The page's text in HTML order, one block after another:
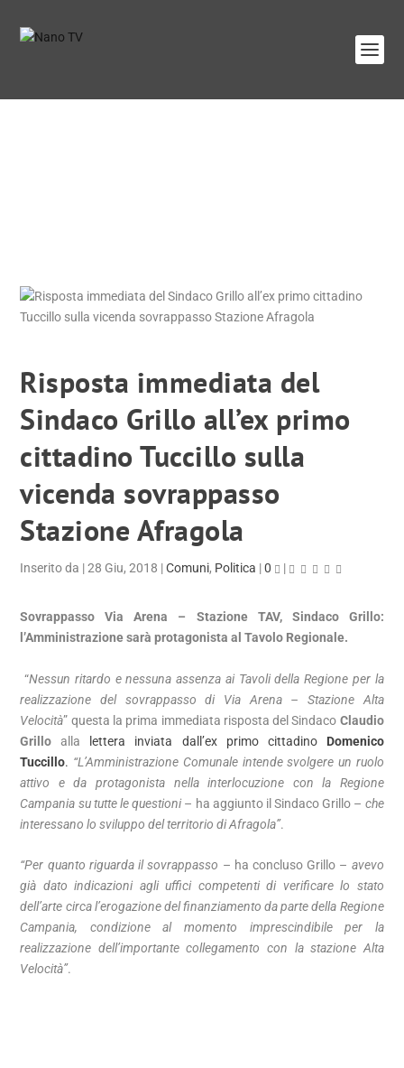
Risposta immediata del
Sindaco Grillo all’ex primo
cittadino Tuccillo sulla
vicenda sovrappasso
Stazione Afragola
Inserito da |28 Giu, 2018 |Comuni, Politica |0 |
Sovrappasso Via Arena – Stazione TAV, Sindaco Grillo:
l’Amministrazione sarà protagonista al Tavolo Regionale.
“Nessun ritardo e nessuna assenza ai Tavoli della Regione per la
realizzazione del sovrappasso di Via Arena – Stazione Alta
Velocità” questa la prima immediata risposta del Sindaco Claudio
Grillo alla lettera inviata dall’ex primo cittadino Domenico
Tuccillo. “L’Amministrazione Comunale intende svolgere un ruolo
attivo e da protagonista nella interlocuzione con la Regione
Campania su tutte le questioni – ha aggiunto il Sindaco Grillo – che
interessano lo sviluppo del territorio di Afragola”.
“Per quanto riguarda il sovrappasso – ha concluso Grillo – avevo
già dato indicazioni agli uffici competenti di verificare lo stato
dell’arte circa l’erogazione del finanziamento da parte della Regione
Campania, condizione al momento imprescindibile per la
realizzazione dell’importante collegamento con la stazione Alta
Velocità”.